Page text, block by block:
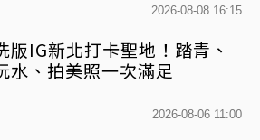
2026-08-08 16:15
版IG新北打卡聖地！踏青、
水、拍美照一次滿足
2026-08-06 11:00